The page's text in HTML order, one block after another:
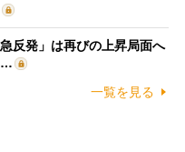
反発」は再びの上昇局面へ
…
一覧を見る